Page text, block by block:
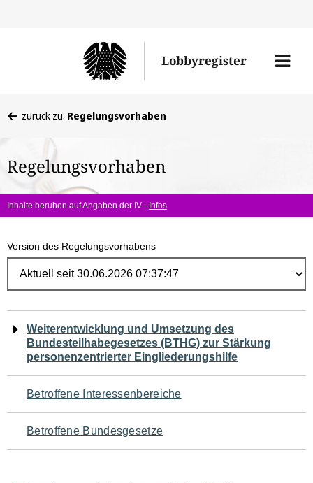
Lobbyregister
Menü
befinden
hier:
zurück zu: Regelungsvorhaben
Regelungsvorhaben
Inhalte beruhen auf Angaben der IV - Infos
Version des Regelungsvorhabens
Navigation
für
den
Seiteninhalt
Weiterentwicklung und Umsetzung des
Bundesteilhabegesetzes (BTHG) zur Stärkung
personenzentrierter Eingliederungshilfe
Betroffene Interessenbereiche
Betroffene Bundesgesetze